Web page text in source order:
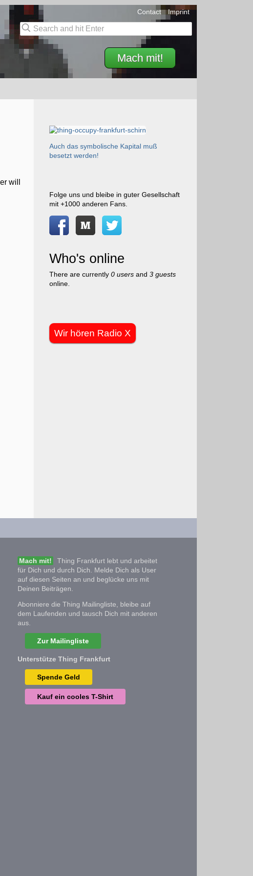
Mach mit!
Contact Imprint
will
Auch das symbolische Kapital muß
besetzt werden!
Folge uns und bleibe in guter Gesellschaft
mit +1000 anderen Fans.
Who's online
There are currently 0 usersand 3 guests
online.
Wir hören Radio X
Mach mit!
Thing Frankfurt lebt und arbeitet
für Dich und durch Dich. Melde Dich als User
auf diesen Seiten an und beglücke uns mit
Deinen Beiträgen.
Abonniere die Thing Mailingliste, bleibe auf
dem Laufenden und tausch Dich mit anderen
aus.
Zur Mailingliste
Unterstütze Thing Frankfurt
Spende Geld
Kauf ein cooles T-Shirt